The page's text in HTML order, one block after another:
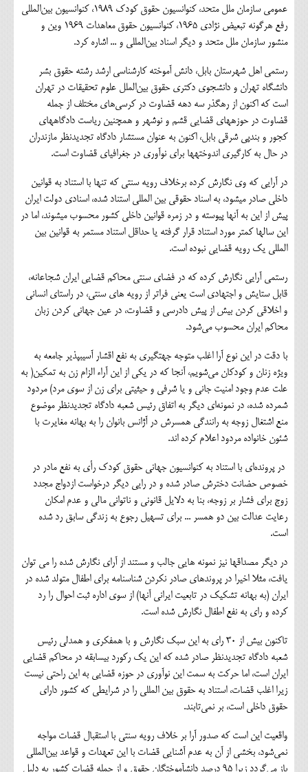
عمومی سازمان ملل متحد، کنوانسیون حقوق کودک 1989، کنوانسیون بین‌المللی
رفع هرگونه تبعیض نژادی 1965، کنوانسیون حقوق معاهدات 1969 وین و
منشور سازمان ملل متحد و دیگر اسناد بین‌المللی و ... اشاره کرد.
رستمی اهل شهرستان بابل، دانش آموخته کارشناسی ارشد رشته حقوق بشر
دانشگاه تهران و دانشجوی دکتری حقوق بین‌الملل علوم تحقیقات در تهران
است که اکنون از رهگذر سه دهه قضاوت در کرسی‌های مختلف از جمله
قضاوت در حوزه‎های قضایی قشم و نوشهر و همچنین ریاست دادگاه‎های
کجور و بندپی شرقی بابل، اکنون به عنوان مستشار دادگاه تجدیدنظر مازندران
در حال به کارگیری اندوخته‎ها برای نوآوری در جغرافیای قضاوت است.
در آرایی که وی نگارش کرده برخلاف رویه سنتی که تنها با استناد به قوانین
داخلی صادر می‎شود، به اسناد حقوقی بین المللی استناد شده، اسنادی دولت ایران
پیش از این به آنها پیوسته و در زمره قوانین داخلی کشور محسوب می‎شوند، اما در
این سال‎ها کمتر مورد استناد قرار گرفته یا حداقل استناد مستمر به قوانین بین
المللی یک رویه قضایی نبوده است.
رستمی آرایی نگارش کرده که در فضای سنتی محاکم قضایی ایران شجاعانه،
قابل ستایش و اجتهادی است یعنی فراتر از رویه های سنتی، در راستای انسانی
و اخلاقی کردن بیش از پیش دادرسی و قضاوت، در عین جهانی کردن زبان
محاکم ایران محسوب می‌شود.
با دقت در این نوع آرا اغلب متوجه جهت‎گيري به نفع اقشار آسیب‎پذیر جامعه به
ویژه زنان و کودکان می‌شویم، آنجا که در یکی از این آراء الزام زن به تمکین( به
علت عدم وجود امنیت جانی و یا شرفی و حیثیتی برای زن از سوی مرد) مردود
شمرده شده، در نمونه‌ای دیگر به اتفاق رئیس شعبه دادگاه تجدیدنظر موضوع
منع اشتغال زوجه به رانندگی همسرش در آژانس بانوان را به بهانه مغایرت با
شئون خانواده مردود اعلام کرده اند.
در پرونده‌ای با استناد به کنوانسیون جهانی حقوق کودک رأی به نفع مادر در
خصوص حضانت دخترش صادر شده و در رایی دیگر درخواست ازدواج مجدد
زوج برای فشار بر زوجه، بنا به دلایل قانونی و ناتوانی مالی و عدم امکان
رعایت عدالت بین دو همسر ... برای تسهیل رجوع به زندگی سابق رد شده
است.
در دیگر مصداق‎ها نیز نمونه هایی جالب و مستند از آرای نگارش شده را می توان
یافت، مثلا اخیرا در پرونده‎ای صادر نکردن شناسنامه برای اطفال متولد شده در
ایران (به بهانه تشکیک در تابعیت ایرانی آنها) از سوی اداره ثبت احوال را رد
کرده و رای به نفع اطفال نگارش شده است.
تاکنون بیش از 30 رای به این سبک نگارش و با همفکری و همدلی رئیس
شعبه دادگاه تجدیدنظر صادر شده که این یک رکورد بی‎سابقه در محاکم قضایی
ایران است، اما حرکت به سمت این نوآوری در حوزه قضایی به این راحتی نیست
زیرا اغلب قضات، استناد به حقوق بین المللی را در شرایطی که کشور دارای
حقوق داخلی است، بر نمی‌تابند.
واقعیت این است که صدور آرا بر خلاف رویه سنتی با استقبال قضات مواجه
نمی‌شود، بخشی از آن به عدم آشنایی قضات با این تعهدات و قواعد بین‌المللی
باز می‌گردد زیرا 95 درصد دانش‎آموختگان حقوق و از جمله قضات کشور به دلیل